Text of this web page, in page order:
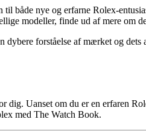
nye og erfarne Rolex-
modeller, finde ud af mere om
forståelse af mærket og dets
Uanset om du er en erfaren
med The Watch Book.